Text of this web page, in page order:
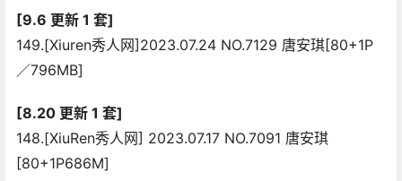
[9.6 更新 1 套]
149.[Xiuren秀人网]2023.07.24 NO.7129 唐安琪[80+1P
／796MB]
[8.20 更新 1 套]
148.[XiuRen秀人网] 2023.07.17 NO.7091 唐安琪
[80+1P686M]